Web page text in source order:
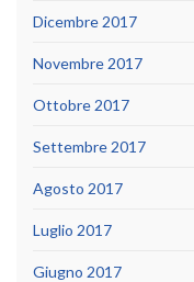
Dicembre 2017
Novembre 2017
Ottobre 2017
Settembre 2017
Agosto 2017
Luglio 2017
Giugno 2017